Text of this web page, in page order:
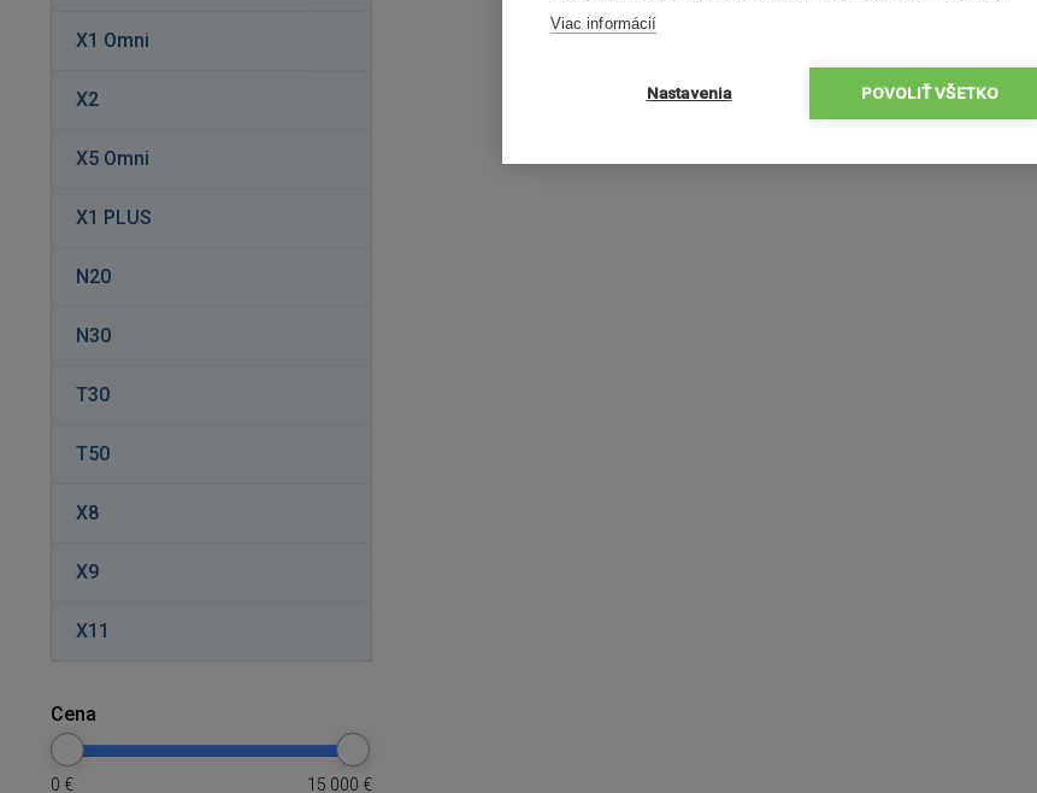
X1 Omni
X2
X5 Omni
X1 PLUS
N20
N30
T30
T50
X8
X9
X11
Cena
0 € 15 000 €
Viac informácií
Nastavenia POVOLIŤ VŠETKO